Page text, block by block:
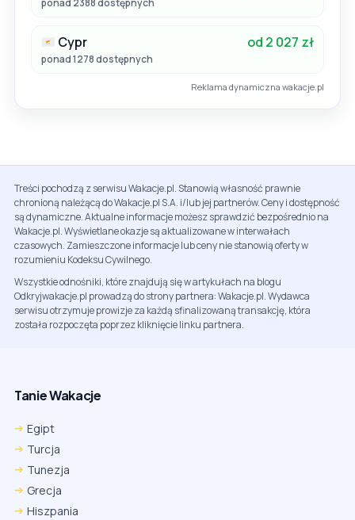
ponad 2388 dostępnych
Cypr od 2 027 zł
ponad 1278 dostępnych
Reklama dynamiczna wakacje.pl
Treści pochodzą z serwisu Wakacje.pl. Stanowią własność prawnie
chronioną należącą do Wakacje.pl S.A. i/lub jej partnerów. Ceny i dostępność
są dynamiczne. Aktualne informacje możesz sprawdzić bezpośrednio na
Wakacje.pl. Wyświetlane okazje są aktualizowane w interwałach
czasowych. Zamieszczone informacje lub ceny nie stanowią oferty w
rozumieniu Kodeksu Cywilnego.
Wszystkie odnośniki, które znajdują się w artykułach na blogu
Odkryjwakacje.pl prowadzą do strony partnera: Wakacje.pl. Wydawca
serwisu otrzymuje prowizje za każdą sfinalizowaną transakcję, która
została rozpoczęta poprzez kliknięcie linku partnera.
Tanie Wakacje
Egipt
Turcja
Tunezja
Grecja
Hiszpania